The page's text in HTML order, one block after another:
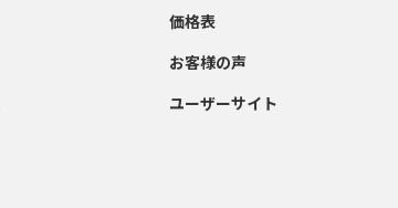
価格表
お客様の声
ユーザーサイト